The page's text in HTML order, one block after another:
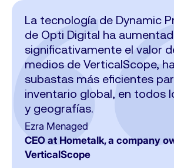
La tecnología de Dynamic
de Opti Digital ha
significativamente el valor
medios de VerticalScope,
subastas más eficientes
inventario global, en todos
y geografías.
Ezra Menaged
CEO at Hometalk, a company
VerticalScope
Con tantas variables
constantemente, gestionar
manualmente los precios
nuestro inventario era
Hub demostró su valor
nuestras señales first-party
predecir los precios
real. Este enfoque
desbloqueó nuevos
Nicolas Desgranges